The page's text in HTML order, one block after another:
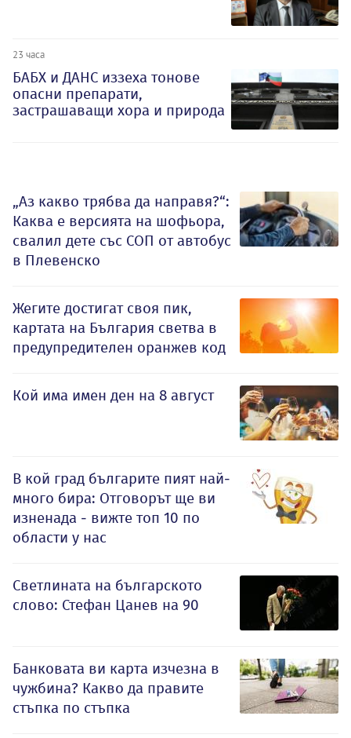
23 часа
БАБХ и ДАНС иззеха тонове
опасни препарати,
застрашаващи хора и природа
„Аз какво трябва да направя?“:
Каква е версията на шофьора,
свалил дете със СОП от автобус
в Плевенско
Жегите достигат своя пик,
картата на България светва в
предупредителен оранжев код
Кой има имен ден на 8 август
В кой град българите пият най-
много бира: Отговорът ще ви
изненада - вижте топ 10 по
области у нас
Светлината на българското
слово: Стефан Цанев на 90
Банковата ви карта изчезна в
чужбина? Какво да правите
стъпка по стъпка